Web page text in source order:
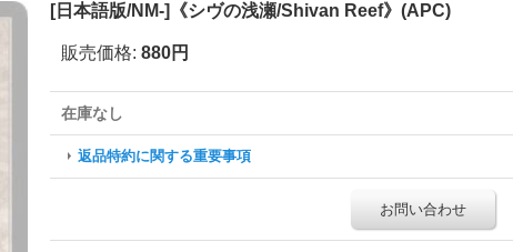
[日本語版/NM-]《シヴの浅瀬/Shivan Reef》(APC)
販売価格: 880円
在庫なし
返品特約に関する重要事項
お問い合わせ